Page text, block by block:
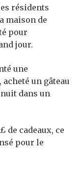
résidents
maison de
pour
jour.
une
un gâteau
dans un
de cadeaux, ce
pour le